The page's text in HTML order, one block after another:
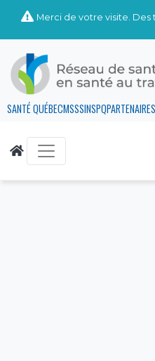
Merci de votre visite. Des
SANTÉ QUÉBECMSSSINSPQPARTENAIRES